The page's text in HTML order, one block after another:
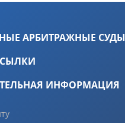
АРБИТРАЖНЫЕ СУДЫ
ИНФОРМАЦИЯ